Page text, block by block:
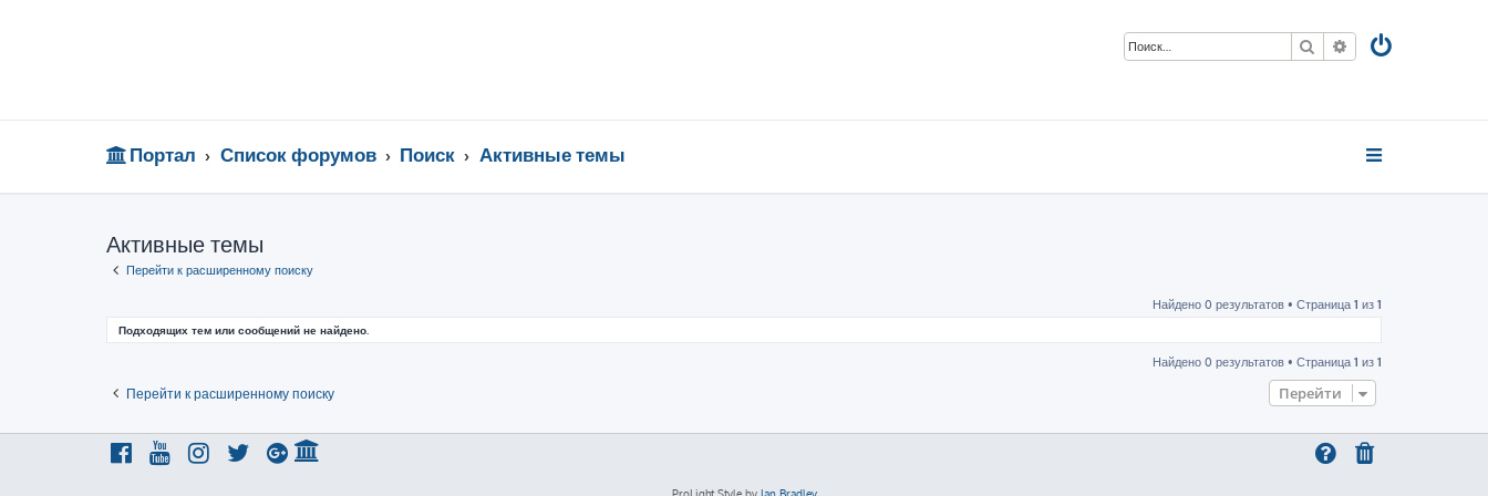
Поиск Расширенный
Портал Список форумов Поиск Активные темы
Активные темы
Перейти к расширенному поиску
Найдено 0 результатов • Страница 1 из 1
Подходящих тем или сообщений не найдено.
Найдено 0 результатов • Страница 1 из 1
Перейти к расширенному поиску Перейти
ProLight Style by Ian Bradley